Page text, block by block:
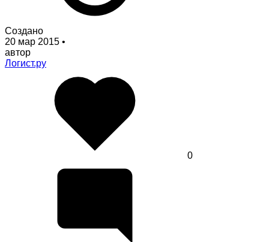
Создано
20 мар 2015 •
автор
Логист.ру
0